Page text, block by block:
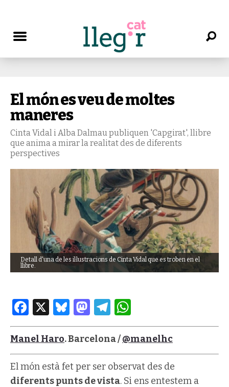
El món es veu de moltes
maneres
Cinta Vidal i Alba Dalmau publiquen 'Capgirat', llibre
que anima a mirar la realitat des de diferents
perspectives
Detall d'una de les il·lustracions de Cinta Vidal que es troben en el
llibre.
Facebook
X Bluesky
Mastodon
Telegram
Manel Haro. Barcelona /@manelhc
El món està fet per ser observat des de
diferents punts de vista. Si ens entestem a